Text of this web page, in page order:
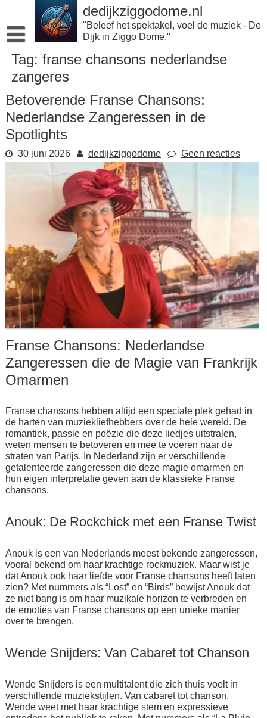
inhoud
gaan
dedijkziggodome.nl
"Beleef het spektakel, voel de muziek - De
Dijk in Ziggo Dome."
Tag: franse chansons nederlandse
zangeres
Betoverende Franse Chansons:
Nederlandse Zangeressen in de
Spotlights
30 juni 2026 dedijkziggodome Geen reacties
Franse Chansons: Nederlandse
Zangeressen die de Magie van Frankrijk
Omarmen
Franse chansons hebben altijd een speciale plek gehad in
de harten van muziekliefhebbers over de hele wereld. De
romantiek, passie en poëzie die deze liedjes uitstralen,
weten mensen te betoveren en mee te voeren naar de
straten van Parijs. In Nederland zijn er verschillende
getalenteerde zangeressen die deze magie omarmen en
hun eigen interpretatie geven aan de klassieke Franse
chansons.
Anouk: De Rockchick met een Franse Twist
Anouk is een van Nederlands meest bekende zangeressen,
vooral bekend om haar krachtige rockmuziek. Maar wist je
dat Anouk ook haar liefde voor Franse chansons heeft laten
zien? Met nummers als “Lost” en “Birds” bewijst Anouk dat
ze niet bang is om haar muzikale horizon te verbreden en
de emoties van Franse chansons op een unieke manier
over te brengen.
Wende Snijders: Van Cabaret tot Chanson
Wende Snijders is een multitalent die zich thuis voelt in
verschillende muziekstijlen. Van cabaret tot chanson,
Wende weet met haar krachtige stem en expressieve